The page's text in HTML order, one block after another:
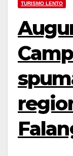
TURISMO LENTO